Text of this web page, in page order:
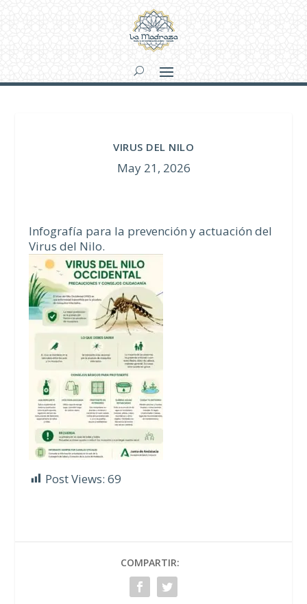
VIRUS DEL NILO
May 21, 2026
Infografía para la prevención y actuación del
Virus del Nilo.
Post Views: 69
COMPARTIR: